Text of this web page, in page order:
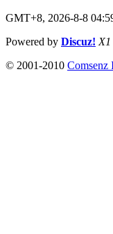
GMT+8, 2026-8-8
Powered by Discuz! X1
© 2001-2010 Comsenz